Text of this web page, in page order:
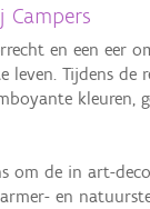
en een eer
leven. Tijdens de
kleuren,
om de in art-
en